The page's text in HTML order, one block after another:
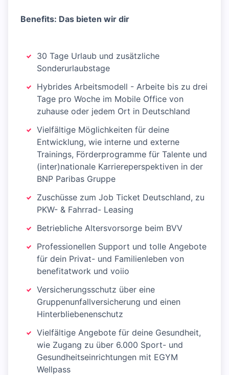
Benefits: Das bieten wir dir
30 Tage Urlaub und zusätzliche
Sonderurlaubstage
Hybrides Arbeitsmodell - Arbeite bis zu drei
Tage pro Woche im Mobile Office von
zuhause oder jedem Ort in Deutschland
Vielfältige Möglichkeiten für deine
Entwicklung, wie interne und externe
Trainings, Förderprogramme für Talente und
(inter)nationale Karriereperspektiven in der
BNP Paribas Gruppe
Zuschüsse zum Job Ticket Deutschland, zu
PKW- & Fahrrad- Leasing
Betriebliche Altersvorsorge beim BVV
Professionellen Support und tolle Angebote
für dein Privat- und Familienleben von
benefitatwork und voiio
Versicherungsschutz über eine
Gruppenunfallversicherung und einen
Hinterbliebenenschutz
Vielfältige Angebote für deine Gesundheit,
wie Zugang zu über 6.000 Sport- und
Gesundheitseinrichtungen mit EGYM
Wellpass